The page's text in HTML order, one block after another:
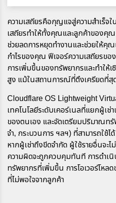
ความเสถียรคือกุญแจสู่ความสำเร็จใ
เสถียรทำให้ทั้งคุณและลูกค้าของคุณ
ช่วยลดการหยุดทำงานและช่วยให้
กำไรของคุณ ฟีเจอร์ความเสถียรข
การเพิ่มขึ้นของทรัพยากรและทำให้
สูง แม้ในสถานการณ์ที่ตึงเครียดที่สุ
Cloudflare OS Lightweight
เทคโนโลยีระดับเคอร์เนลที่แยกผู้เ
ของตนเอง และจัดเตรียมปริมาณท
จำ, กระบวนการ ฯลฯ) ที่สามารถใช้ไ
หากผู้เช่าถึงขีดจำกัด ผู้ใช้รายอื่นจะไ
ความผิดจะถูกควบคุมทันที การดำเ
ทรัพยากรที่เพิ่มขึ้น การโอเวอร์โหล
ที่ไม่พอใจจากลูกค้า